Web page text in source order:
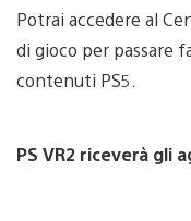
Potrai accedere al
di gioco per passare
contenuti PS5.
PS VR2 riceverà gli